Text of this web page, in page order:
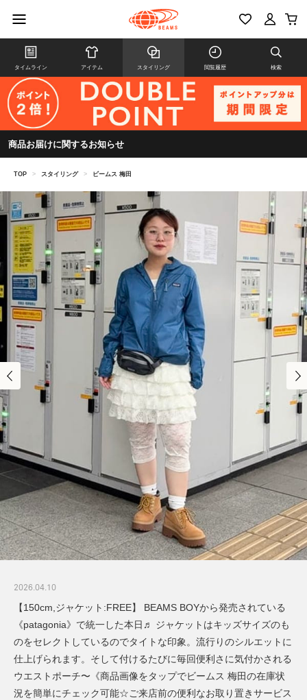
タイムライン アイテム スタイリング 閲覧履歴 検索
商品お届けに関するお知らせ
TOP > スタイリング > ビームス 梅田
2026.04.10
【150cm,ジャケット:FREE】 BEAMS BOYから発売されている
《patagonia》で統一した本日♬ ジャケットはキッズサイズのも
のをセレクトしているのでタイトな印象。流行りのシルエットに
仕上げられます。そして付けるたびに毎回便利さに気付かされる
ウエストポーチ〜《商品画像をタップでビームス 梅田の在庫状
況を簡単にチェック可能☆ご来店前の便利なお取り置きサービス